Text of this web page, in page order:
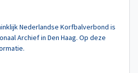
Nederlandse Korfbalverbond is
Archief in Den Haag. Op deze